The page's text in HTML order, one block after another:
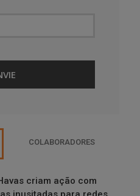
COLABORADORES
criam ação com